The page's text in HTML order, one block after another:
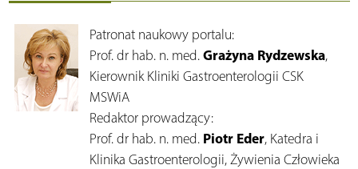
Patronat naukowy portalu:
Prof. dr hab. n. med. Grażyna Rydzewska,
Kierownik Kliniki Gastroenterologii CSK
MSWiA
Redaktor prowadzący:
Prof. dr hab. n. med. Piotr Eder, Katedra i
Klinika Gastroenterologii, Żywienia Człowieka